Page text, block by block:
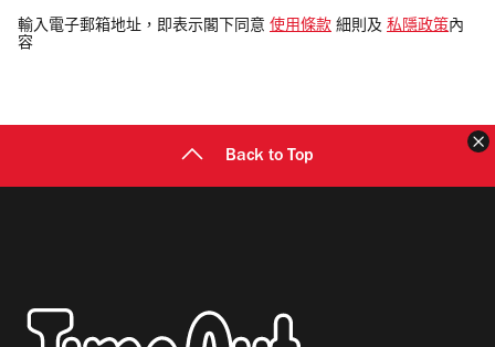
電
郵
輸入電子郵箱地址，即表示閣下同意 使用條款 細則及 私隱政策 內
容
Back to Top